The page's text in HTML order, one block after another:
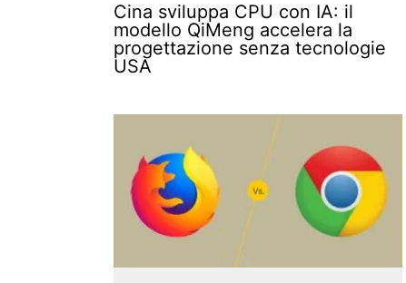
Cina sviluppa CPU con IA: il
modello QiMeng accelera la
progettazione senza tecnologie
USA